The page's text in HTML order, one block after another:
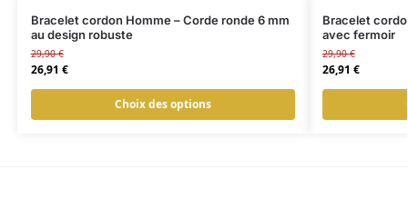
Bracelet cordon Homme – Corde ronde 6 mm
au design robuste
29,90€
26,91 €
Choix des options
Bracelet
avec fermoir
29,90€
26,91 €